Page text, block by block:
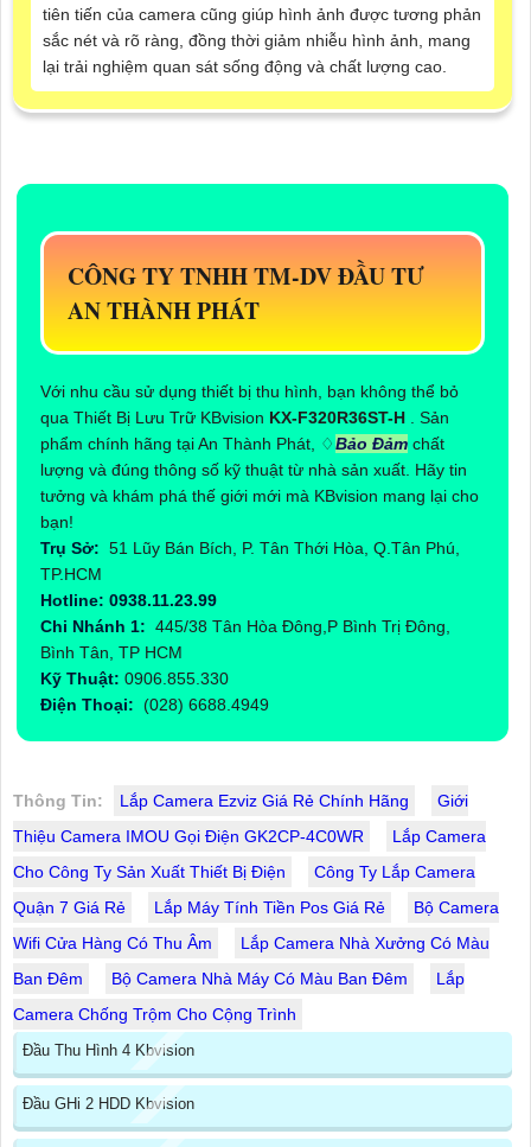
tiên tiến của camera cũng giúp hình ảnh được tương phản
sắc nét và rõ ràng, đồng thời giảm nhiễu hình ảnh, mang
lại trải nghiệm quan sát sống động và chất lượng cao.
CÔNG TY TNHH TM-DV ĐẦU TƯ
AN THÀNH PHÁT
Với nhu cầu sử dụng thiết bị thu hình, bạn không thể bỏ
qua Thiết Bị Lưu Trữ KBvision KX-F320R36ST-H . Sản
phẩm chính hãng tại An Thành Phát, ♢Bảo Đảm chất
lượng và đúng thông số kỹ thuật từ nhà sản xuất. Hãy tin
tưởng và khám phá thế giới mới mà KBvision mang lại cho
bạn!
Trụ Sở: 51 Lũy Bán Bích, P. Tân Thới Hòa, Q.Tân Phú,
TP.HCM
Hotline: 0938.11.23.99
Chi Nhánh 1: 445/38 Tân Hòa Đông,P Bình Trị Đông,
Bình Tân, TP HCM
Kỹ Thuật: 0906.855.330
Điện Thoại: (028) 6688.4949
Thông Tin: Lắp Camera Ezviz Giá Rẻ Chính Hãng
Giới
Thiệu Camera IMOU Gọi Điện GK2CP-4C0WR
Lắp Camera
Cho Công Ty Sản Xuất Thiết Bị Điện
Công Ty Lắp Camera
Quận 7 Giá Rẻ
Lắp Máy Tính Tiền Pos Giá Rẻ
Bộ Camera
Wifi Cửa Hàng Có Thu Âm
Lắp Camera Nhà Xưởng Có Màu
Ban Đêm
Bộ Camera Nhà Máy Có Màu Ban Đêm
Lắp
Camera Chống Trộm Cho Cộng Trình
Đầu Thu Hình 4 Kbvision
Đầu GHi 2 HDD Kbvision